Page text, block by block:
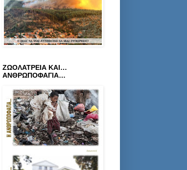
ΖΩΟΛΑΤΡΕΙΑ ΚΑΙ…
ΑΝΘΡΩΠΟΦΑΓΙΑ…